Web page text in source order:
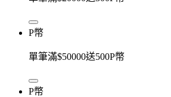
P幣
單筆滿$50000送500P幣
P幣